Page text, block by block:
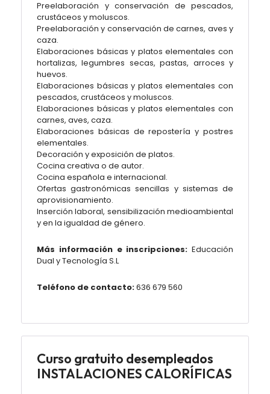
Preelaboración y conservación de pescados,
crustáceos y moluscos.
Preelaboración y conservación de carnes, aves y
caza.
Elaboraciones básicas y platos elementales con
hortalizas, legumbres secas, pastas, arroces y
huevos.
Elaboraciones básicas y platos elementales con
pescados, crustáceos y moluscos.
Elaboraciones básicas y platos elementales con
carnes, aves, caza.
Elaboraciones básicas de repostería y postres
elementales.
Decoración y exposición de platos.
Cocina creativa o de autor.
Cocina española e internacional.
Ofertas gastronómicas sencillas y sistemas de
aprovisionamiento.
Inserción laboral, sensibilización medioambiental
y en la igualdad de género.
Más información e inscripciones: Educación
Dual y Tecnología S.L
Teléfono de contacto:636 679 560
Curso gratuito desempleados
INSTALACIONES CALORÍFICAS